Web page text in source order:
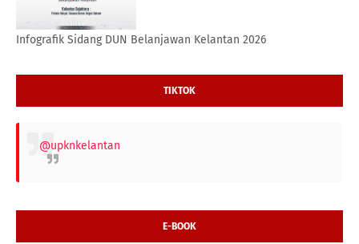
Infografik Sidang DUN Belanjawan Kelantan 2026
TIKTOK
@upknkelantan
E-BOOK